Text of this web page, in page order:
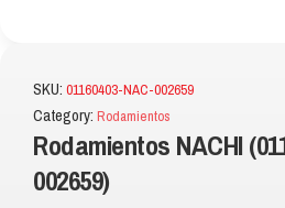
SKU: 01160403-NAC-002659
Category: Rodamientos
Rodamientos NACHI
002659)